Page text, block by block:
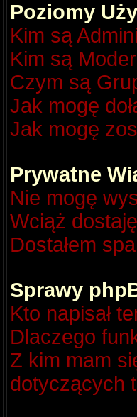
Poziomy
Kim są
Kim są
Czym są
Jak mogę
Jak mogę
Prywatne
Nie mogę
Wciąż
Dostałem
Sprawy
Kto napisał
Dlaczego
Z kim mam
dotyczących